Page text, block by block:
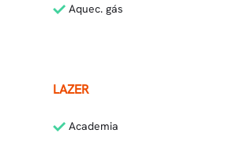
Aquec. gás
LAZER
Academia